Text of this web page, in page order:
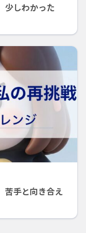
少しわかった
苦手と向き合え